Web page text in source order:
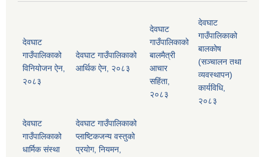
देवघाट
गाउँपालिकाको
विनियोजन ऐन,
२०८३
देवघाट गाउँपालिकाको
आर्थिक ऐन, २०८३
देवघाट
गाउँपालिकाको
बालमैत्री
आचार
सहिंता,
२०८३
देवघाट
गाउँपालिकाको
बालकोष
(सञ्चालन तथा
व्यवस्थापन)
कार्यविधि,
२०८३
देवघाट
गाउँपालिकाको
धार्मिक संस्था
देवघाट गाउँपालिकाको
प्लाष्टिकजन्य वस्तुको
प्रयोग, नियमन,